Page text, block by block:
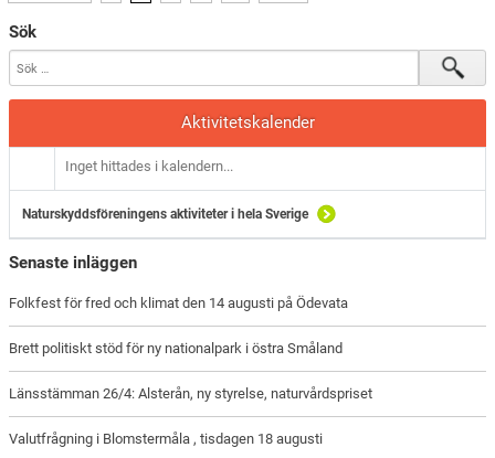
Sök
Aktivitetskalender
Inget hittades i kalendern...
Naturskyddsföreningens aktiviteter i hela Sverige
Senaste inläggen
Folkfest för fred och klimat den 14 augusti på Ödevata
Brett politiskt stöd för ny nationalpark i östra Småland
Länsstämman 26/4: Alsterån, ny styrelse, naturvårdspriset
Valutfrågning i Blomstermåla , tisdagen 18 augusti